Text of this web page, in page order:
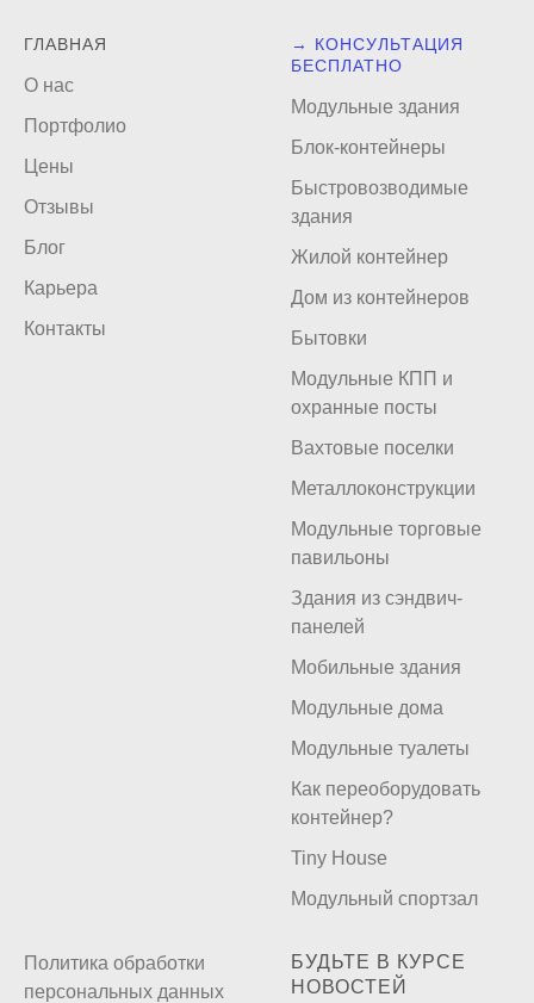
ГЛАВНАЯ
О нас
Портфолио
Цены
Отзывы
Блог
Карьера
Контакты
→ КОНСУЛЬТАЦИЯ
БЕСПЛАТНО
Модульные здания
Блок-контейнеры
Быстровозводимые
здания
Жилой контейнер
Дом из контейнеров
Бытовки
Модульные КПП и
охранные посты
Вахтовые поселки
Металлоконструкции
Модульные торговые
павильоны
Здания из сэндвич-
панелей
Мобильные здания
Модульные дома
Модульные туалеты
Как переоборудовать
контейнер?
Tiny House
Модульный спортзал
Политика обработки
персональных данных
БУДЬТЕ В КУРСЕ
НОВОСТЕЙ